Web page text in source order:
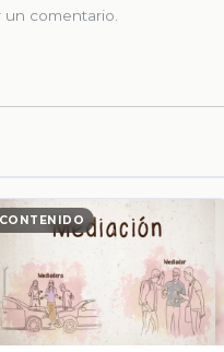
un comentario.
CONTENIDO